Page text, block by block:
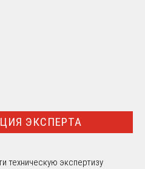
ЭКСПЕРТА
техническую экспертизу